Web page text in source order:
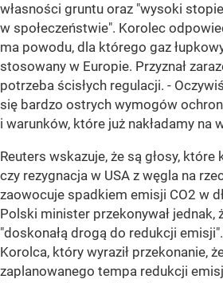
własności gruntu oraz "wysoki
w społeczeństwie". Korolec
ma powodu, dla którego gaz
stosowany w Europie. Przyznał
potrzeba ścisłych regulacji. -
się bardzo ostrych wymogów
i warunków, które już nakładamy na
Reuters wskazuje, że są głosy, które
czy rezygnacja w USA z węgla na
zaowocuje spadkiem emisji CO2 w
Polski minister przekonywał jednak,
"doskonałą drogą do redukcji
Korolca, który wyraził przekonanie,
zaplanowanego tempa redukcji